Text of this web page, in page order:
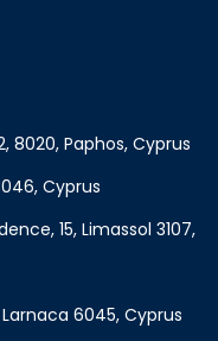
8020, Paphos, Cyprus
Cyprus
15, Limassol 3107,
6045, Cyprus